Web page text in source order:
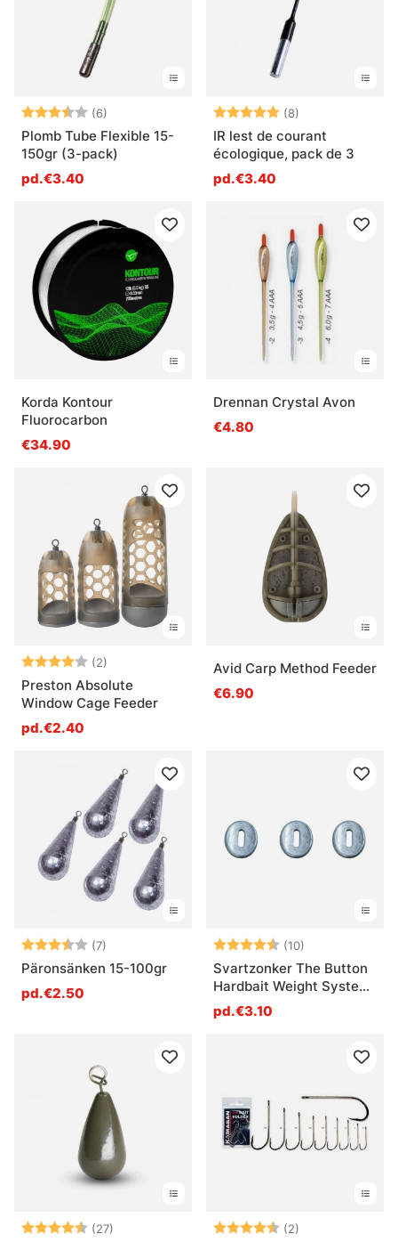
Note: (6)
Plomb Tube Flexible 15-
150gr (3-pack)
pd.€3.40
Note: (8)
IR lest de courant
écologique, pack de 3
pd.€3.40
Korda Kontour
Fluorocarbon
€34.90
Drennan Crystal Avon
€4.80
Note: (2)
Preston Absolute
Window Cage Feeder
pd.€2.40
Avid Carp Method Feeder
€6.90
Note: (7)
Päronsänken 15-100gr
pd.€2.50
Note: (10)
Svartzonker The Button
Hardbait Weight System
(3-pack)
pd.€3.10
Note: (27)
4.3 sur 5 étoilesNote: (2)